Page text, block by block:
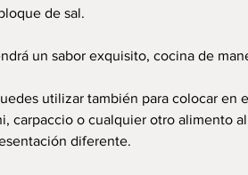
de sal.
un sabor exquisito, cocina de
utilizar también para colocar en
carpaccio o cualquier otro alimento
diferente.